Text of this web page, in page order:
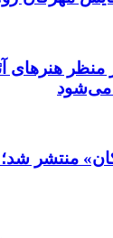
منظر هنرهای
می‌شود
منتشر شد؛